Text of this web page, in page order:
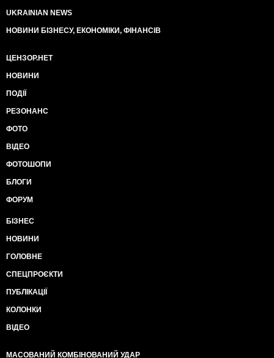
UKRAINIAN NEWS
НОВИНИ БІЗНЕСУ, ЕКОНОМІКИ, ФІНАНСІВ
ЦЕНЗОР.НЕТ
НОВИНИ
ПОДІЇ
РЕЗОНАНС
ФОТО
ВІДЕО
ФОТОШОПИ
БЛОГИ
ФОРУМ
БІЗНЕС
НОВИНИ
ГОЛОВНЕ
СПЕЦПРОЄКТИ
ПУБЛІКАЦІЇ
КОЛОНКИ
ВІДЕО
МАСОВАНИЙ КОМБІНОВАНИЙ УДАР